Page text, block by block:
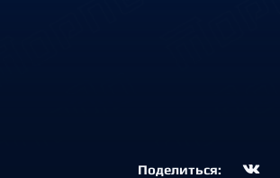
Поделиться: